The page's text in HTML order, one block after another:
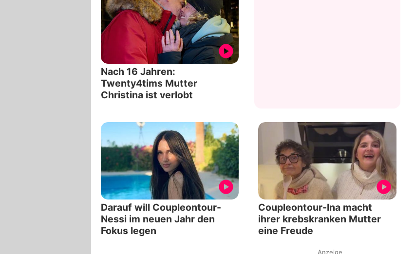
Nach 16 Jahren:
Twenty4tims Mutter
Christina ist verlobt
Darauf will Coupleontour-
Nessi im neuen Jahr den
Fokus legen
Coupleontour-Ina macht
ihrer krebskranken Mutter
eine Freude
Anzeige